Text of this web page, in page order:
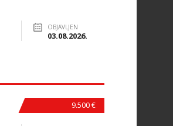
OBJAVLJEN
03.08.2026.
9.500 €